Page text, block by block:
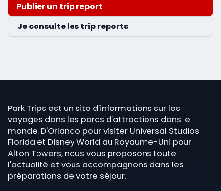
Publier un trip report
Je consulte les trip reports
Park Trips est un site d'informations sur les
voyages dans les parcs d'attractions dans le
monde. D'Orlando pour visiter Universal Studios
Florida et Disney World au Royaume-Uni pour
Alton Towers, nous vous proposons toute
l'actualité et vous accompagnons dans les
préparations de votre séjour.